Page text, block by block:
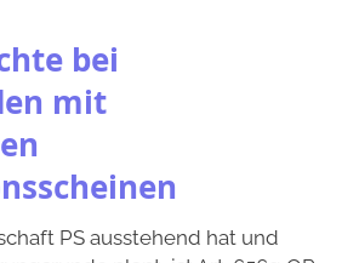
bei
mit
PS ausstehend hat und